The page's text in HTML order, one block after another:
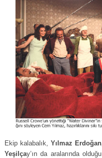
Ekip kalabalık,Yılmaz
Yeşilçay’ın da aralarında